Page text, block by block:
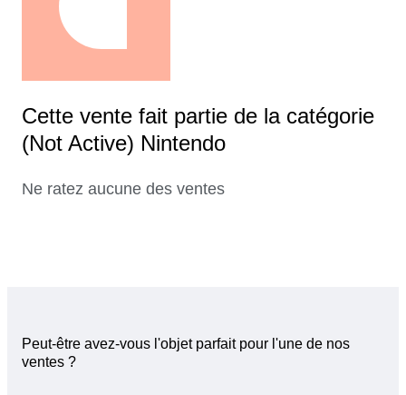
Cette vente fait partie de la catégorie
(Not Active) Nintendo
Ne ratez aucune des ventes
Peut-être avez-vous l'objet parfait pour l'une de nos
ventes ?